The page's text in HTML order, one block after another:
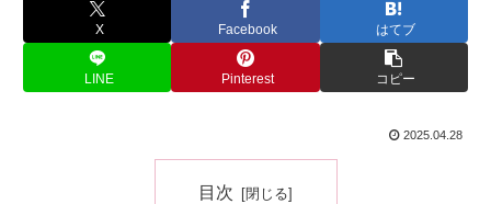
X Facebook はてブ
LINE Pinterest コピー
2025.04.28
目次